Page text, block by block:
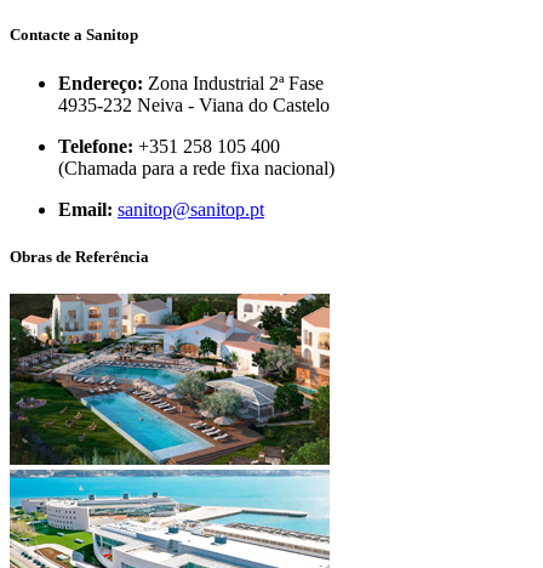
Contacte a Sanitop
Endereço: Zona Industrial 2ª Fase
4935-232 Neiva - Viana do Castelo
Telefone: +351 258 105 400
(Chamada para a rede fixa nacional)
Email: sanitop@sanitop.pt
Obras de Referência